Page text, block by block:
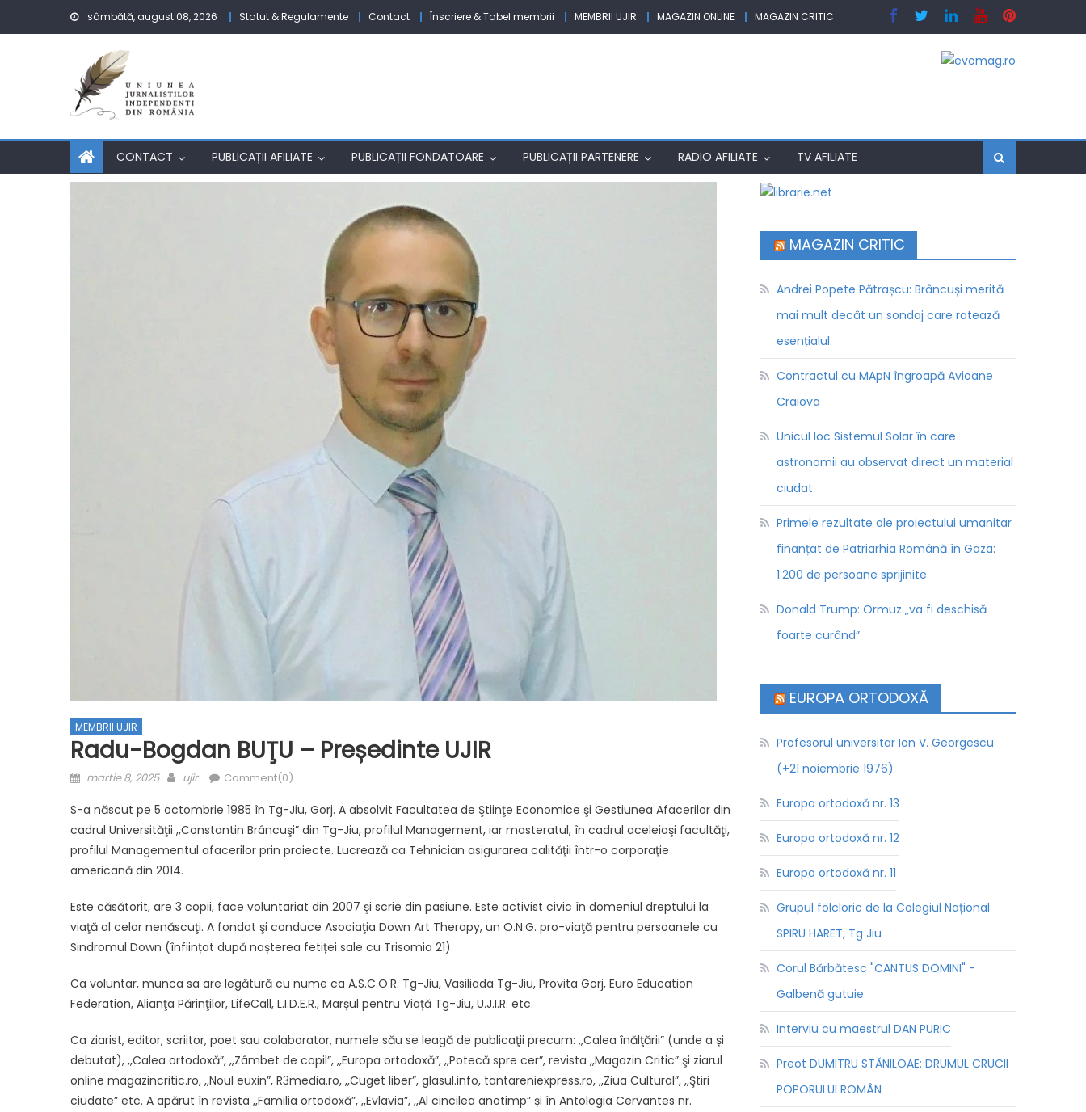
Skip to content sâmbătă, august 08, 2026 Statut & Regulamente Contact Înscriere & Tabel membrii MEMBRII UJIR MAGAZIN ONLINE MAGAZIN CRITIC
CONTACT PUBLICAȚII AFILIATE PUBLICAȚII FONDATOARE PUBLICAȚII PARTENERE RADIO AFILIATE TV AFILIATE
MEMBRII UJIR
Radu-Bogdan BUŢU – Președinte UJIR
Posted on
martie 8, 2025 Author
ujir Comment(0)
S-a născut pe 5 octombrie 1985 în Tg-Jiu, Gorj. A absolvit Facultatea de Ştiinţe Economice şi Gestiunea Afacerilor din
cadrul Universităţii ,,Constantin Brâncuşi” din Tg-Jiu, profilul Management, iar masteratul, în cadrul aceleiaşi facultăţi,
profilul Managementul afacerilor prin proiecte. Lucrează ca Tehnician asigurarea calităţii într-o corporaţie
americană din 2014.
Este căsătorit, are 3 copii, face voluntariat din 2007 şi scrie din pasiune. Este activist civic în domeniul dreptului la
viaţă al celor nenăscuţi. A fondat şi conduce Asociaţia Down Art Therapy, un O.N.G. pro-viaţă pentru persoanele cu
Sindromul Down (înființat după nașterea fetiței sale cu Trisomia 21).
Ca voluntar, munca sa are legătură cu nume ca A.S.C.O.R. Tg-Jiu, Vasiliada Tg-Jiu, Provita Gorj, Euro Education
Federation, Alianţa Părinţilor, LifeCall, L.I.D.E.R., Marșul pentru Viață Tg-Jiu, U.J.I.R. etc.
Ca ziarist, editor, scriitor, poet sau colaborator, numele său se leagă de publicaţii precum: ,,Calea înălţării” (unde a și
debutat), ,,Calea ortodoxă”, ,,Zâmbet de copil”, ,,Europa ortodoxă”, ,,Potecă spre cer”, revista ,,Magazin Critic” şi ziarul
online magazincritic.ro, ,,Noul euxin”, R3media.ro, ,,Cuget liber”, glasul.info, tantareniexpress.ro, ,,Ziua Cultural”, ,,Ştiri
ciudate” etc. A apărut în revista ,,Familia ortodoxă”, ,,Evlavia”, ,,Al cincilea anotimp” și în Antologia Cervantes nr.
MAGAZIN CRITIC
Andrei Popete Pătrașcu: Brâncuși merită
mai mult decât un sondaj care ratează
esențialul
Contractul cu MApN îngroapă Avioane
Craiova
Unicul loc Sistemul Solar în care
astronomii au observat direct un material
ciudat
Primele rezultate ale proiectului umanitar
finanțat de Patriarhia Română în Gaza:
1.200 de persoane sprijinite
Donald Trump: Ormuz „va fi deschisă
foarte curând”
EUROPA ORTODOXĂ
Profesorul universitar Ion V. Georgescu
(+21 noiembrie 1976)
Europa ortodoxă nr. 13
Europa ortodoxă nr. 12
Europa ortodoxă nr. 11
Grupul folcloric de la Colegiul Național
SPIRU HARET, Tg Jiu
Corul Bărbătesc "CANTUS DOMINI" -
Galbenă gutuie
Interviu cu maestrul DAN PURIC
Preot DUMITRU STĂNILOAE: DRUMUL CRUCII
POPORULUI ROMÂN